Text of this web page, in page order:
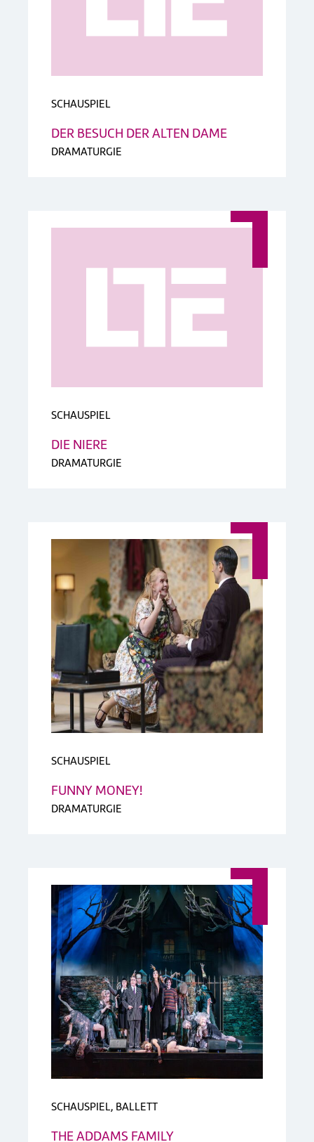
SCHAUSPIEL
DER BESUCH DER ALTEN DAME
DRAMATURGIE
SCHAUSPIEL
DIE NIERE
DRAMATURGIE
SCHAUSPIEL
FUNNY MONEY!
DRAMATURGIE
SCHAUSPIEL, BALLETT
THE ADDAMS FAMILY